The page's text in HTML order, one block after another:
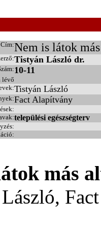
Cím:Nem is látok
Tistyán László dr.
10-11
lévő
Tistyán László
Fact Alapítvány
települési egészségterv
más